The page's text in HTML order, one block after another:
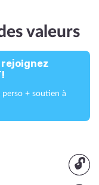
valeurs
rejoignez
perso + soutien à
🔓